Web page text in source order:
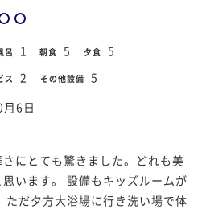
呂 1 朝食 5 夕食 5
ス 2 その他設備 5
6日
にとても驚きました。どれも美
います。 設備もキッズルームが
ただ夕方大浴場に行き洗い場で体